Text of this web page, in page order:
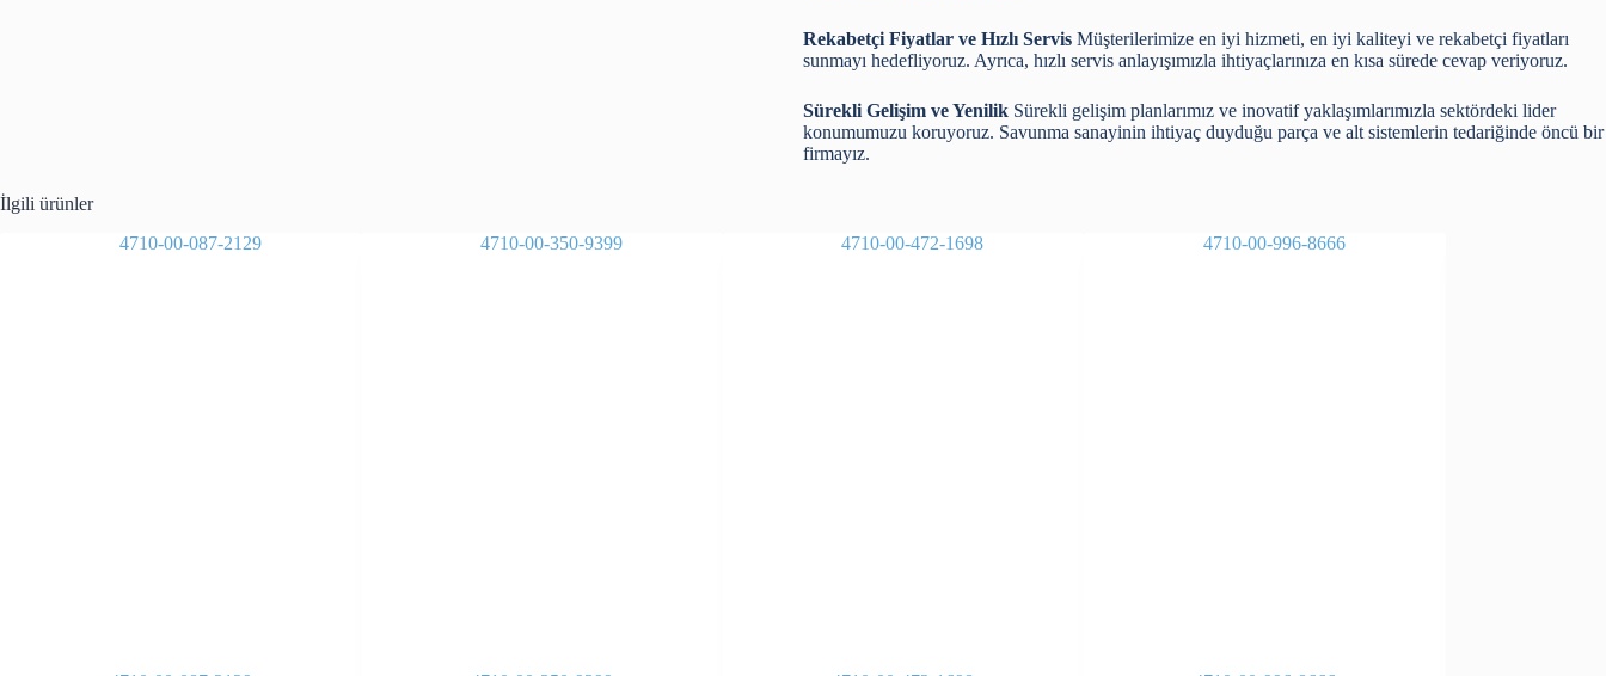
Rekabetçi Fiyatlar ve Hızlı Servis Müşterilerimize en iyi hizmeti, en iyi kaliteyi ve rekabetçi fiyatları
sunmayı hedefliyoruz. Ayrıca, hızlı servis anlayışımızla ihtiyaçlarınıza en kısa sürede cevap veriyoruz.
Sürekli Gelişim ve Yenilik Sürekli gelişim planlarımız ve inovatif yaklaşımlarımızla sektördeki lider
konumumuzu koruyoruz. Savunma sanayinin ihtiyaç duyduğu parça ve alt sistemlerin tedariğinde öncü bir
firmayız.
İlgili ürünler